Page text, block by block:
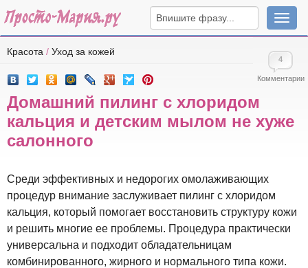
Красота / Уход за кожей
4
Комментарии
Домашний пилинг с хлоридом
кальция и детским мылом не хуже
салонного
Среди эффективных и недорогих омолаживающих
процедур внимание заслуживает пилинг с хлоридом
кальция, который помогает восстановить структуру кожи
и решить многие ее проблемы. Процедура практически
универсальна и подходит обладательницам
комбинированного, жирного и нормального типа кожи.